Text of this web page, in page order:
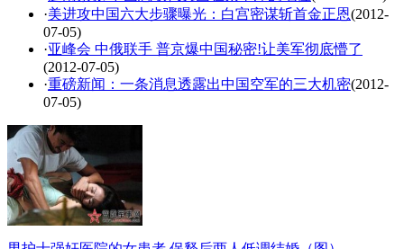
·美进攻中国六大步骤曝光：白宫密谋斩首金正恩(2012-
07-05)
·亚峰会 中俄联手 普京爆中国秘密!让美军彻底懵了
(2012-07-05)
·重磅新闻：一条消息透露出中国空军的三大机密(2012-
07-05)